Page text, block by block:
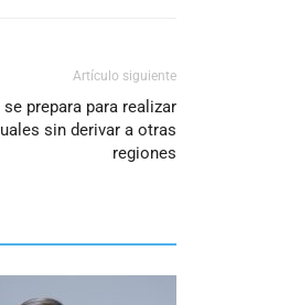
Artículo siguiente
prepara para realizar
sin derivar a otras
regiones